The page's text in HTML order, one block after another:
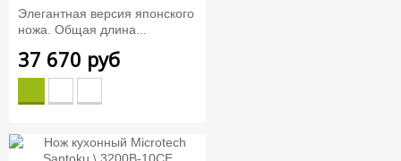
Элегантная версия японского
ножа. Общая длина...
37 670 руб